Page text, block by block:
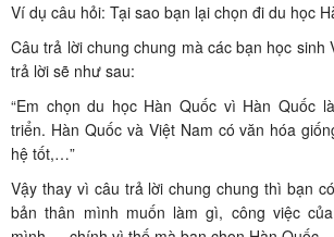
Ví dụ câu hỏi: Tại sao bạn lại chọn đi du học
Câu trả lời chung chung mà các bạn học sinh
trả lời sẽ như sau:
“Em chọn du học Hàn Quốc vì Hàn Quốc
triển. Hàn Quốc và Việt Nam có văn hóa
hệ tốt,…”
Vậy thay vì câu trả lời chung chung thì bạn
bản thân mình muốn làm gì, công việc